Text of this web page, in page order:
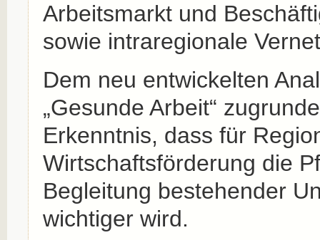
Arbeitsmarkt und
sowie intraregionale
Dem neu entwickelten
„Gesunde Arbeit“
Erkenntnis, dass für
Wirtschaftsförderung die
Begleitung bestehender
wichtiger wird.